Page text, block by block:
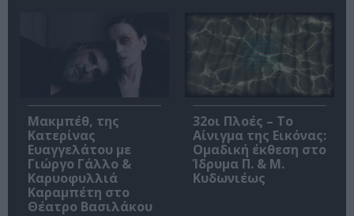
Μακμπέθ, της
Κατερίνας
Ευαγγελάτου με
Γιώργο Γάλλο &
Καρυοφυλλιά
Καραμπέτη στο
Θέατρο Βασιλάκου
32οι Πλοές – Το
Αίνιγμα της Εικόνας:
Ομαδική έκθεση στο
Ίδρυμα Π. & Μ.
Κυδωνιέως